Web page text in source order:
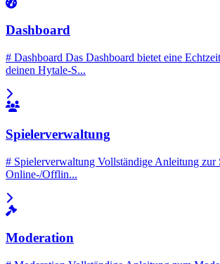
Dashboard
# Dashboard Das Dashboard bietet eine
deinen Hytale-S...
Spielerverwaltung
# Spielerverwaltung Vollständige Anleitung
Online-/Offlin...
Moderation